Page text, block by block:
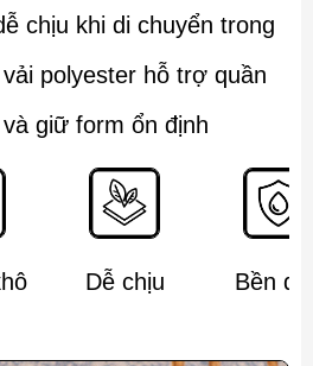
chịu khi di chuyển trong
polyester hỗ trợ quần
giữ form ổn định
Dễ chịu Bền